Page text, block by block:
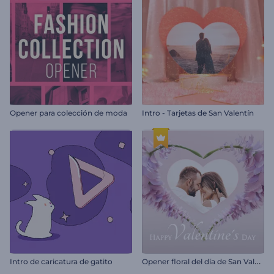
Opener para colección de moda Intro - Tarjetas de San Valentín
Intro de caricatura de gatito O
pener floral del día de San Valentín